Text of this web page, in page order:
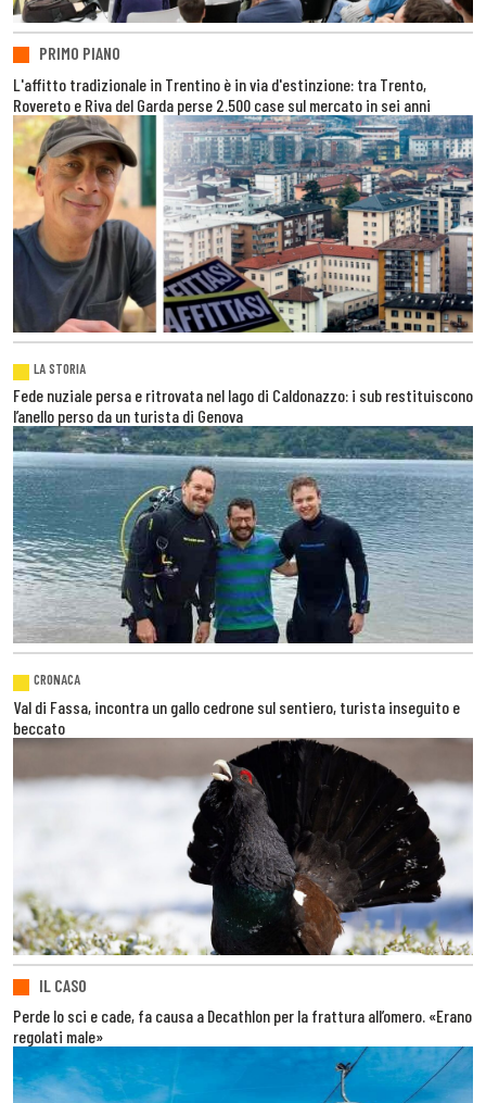
PRIMO PIANO
L'affitto tradizionale in Trentino è in via d'estinzione: tra Trento,
Rovereto e Riva del Garda perse 2.500 case sul mercato in sei anni
LA STORIA
Fede nuziale persa e ritrovata nel lago di Caldonazzo: i sub restituiscono
l’anello perso da un turista di Genova
CRONACA
Val di Fassa, incontra un gallo cedrone sul sentiero, turista inseguito e
beccato
IL CASO
Perde lo sci e cade, fa causa a Decathlon per la frattura all’omero. «Erano
regolati male»